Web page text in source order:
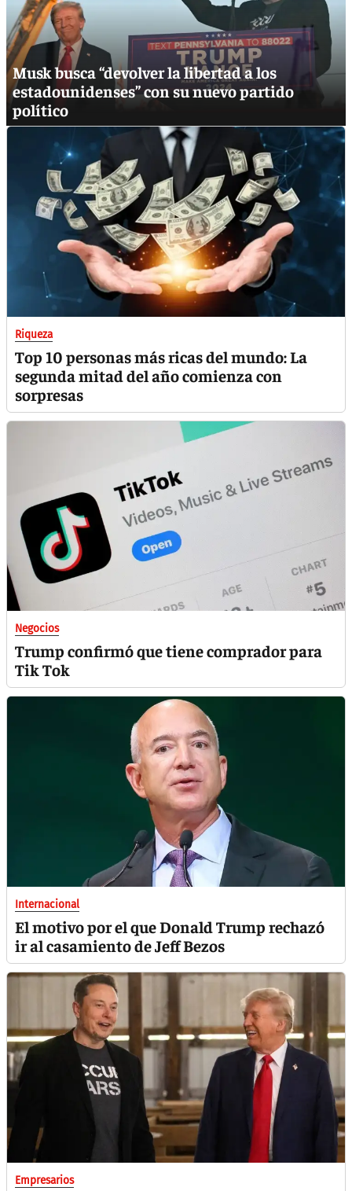
Musk busca “devolver la libertad a los
estadounidenses” con su nuevo partido
político
Riqueza
Top 10 personas más ricas del mundo: La
segunda mitad del año comienza con
sorpresas
Negocios
Trump confirmó que tiene comprador para
Tik Tok
Internacional
El motivo por el que Donald Trump rechazó
ir al casamiento de Jeff Bezos
Empresarios